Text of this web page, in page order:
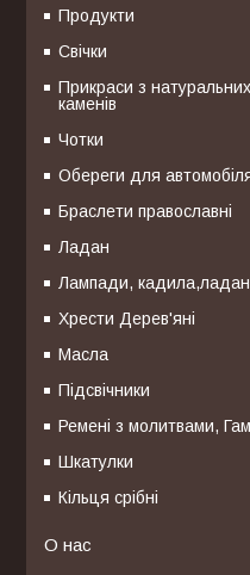
Продукти
Свічки
Прикраси з натуральних
каменів
Чотки
Обереги для
Браслети православні
Ладан
Лампади,
Хрести Дерев'яні
Масла
Підсвічники
Ремені з молитвами,
Шкатулки
Кільця срібні
О нас